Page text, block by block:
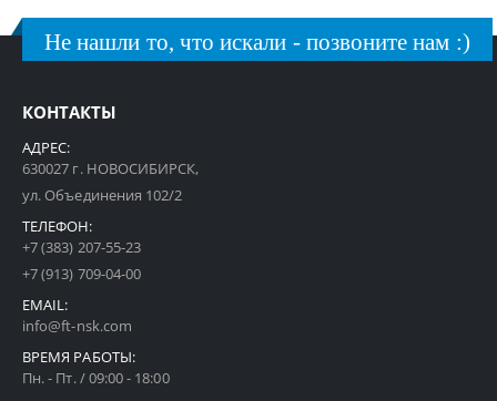
Не нашли то, что искали - позвоните нам :)
КОНТАКТЫ
АДРЕС:
630027 г. НОВОСИБИРСК,
ул. Объединения 102/2
ТЕЛЕФОН:
+7 (383) 207-55-23
+7 (913) 709-04-00
EMAIL:
info@ft-nsk.com
ВРЕМЯ РАБОТЫ:
Пн. - Пт. / 09:00 - 18:00